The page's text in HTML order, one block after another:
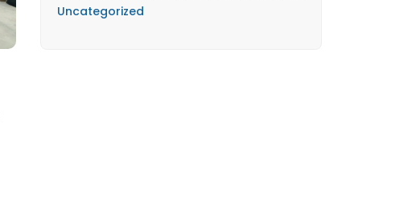
Uncategorized